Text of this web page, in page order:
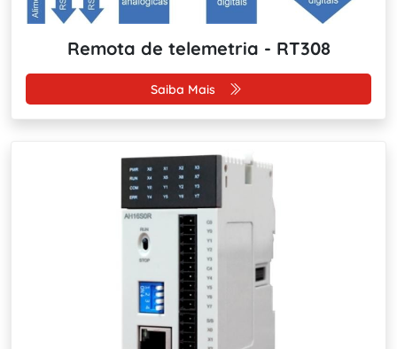
Remota de telemetria - RT308
Saiba Mais